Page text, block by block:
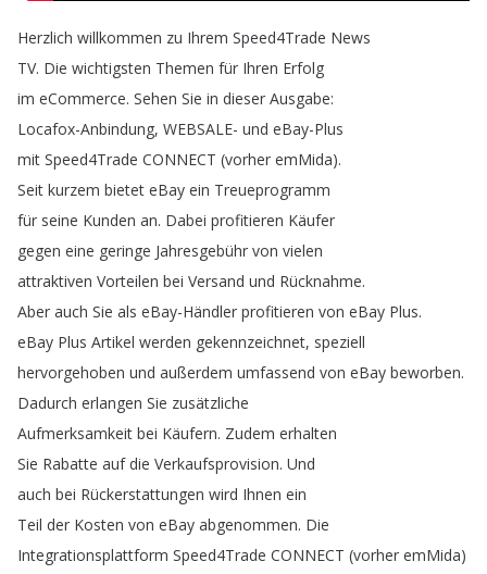
Herzlich willkommen zu Ihrem Speed4Trade News
TV. Die wichtigsten Themen für Ihren Erfolg
im eCommerce. Sehen Sie in dieser Ausgabe:
Locafox-Anbindung, WEBSALE- und eBay-Plus
mit Speed4Trade CONNECT (vorher emMida).
Seit kurzem bietet eBay ein Treueprogramm
für seine Kunden an. Dabei profitieren Käufer
gegen eine geringe Jahresgebühr von vielen
attraktiven Vorteilen bei Versand und Rücknahme.
Aber auch Sie als eBay-Händler profitieren von eBay Plus.
eBay Plus Artikel werden gekennzeichnet, speziell
hervorgehoben und außerdem umfassend von eBay beworben.
Dadurch erlangen Sie zusätzliche
Aufmerksamkeit bei Käufern. Zudem erhalten
Sie Rabatte auf die Verkaufsprovision. Und
auch bei Rückerstattungen wird Ihnen ein
Teil der Kosten von eBay abgenommen. Die
Integrationsplattform Speed4Trade CONNECT (vorher emMida)